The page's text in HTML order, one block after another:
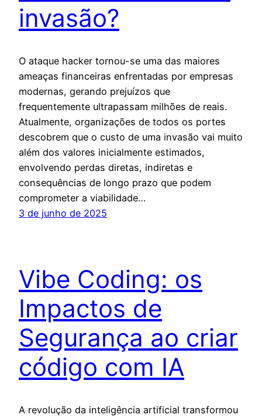
invasão?
O ataque hacker tornou-se uma das maiores
ameaças financeiras enfrentadas por empresas
modernas, gerando prejuízos que
frequentemente ultrapassam milhões de reais.
Atualmente, organizações de todos os portes
descobrem que o custo de uma invasão vai muito
além dos valores inicialmente estimados,
envolvendo perdas diretas, indiretas e
consequências de longo prazo que podem
comprometer a viabilidade…
3 de junho de 2025
Vibe Coding: os
Impactos de
Segurança ao criar
código com IA
A revolução da inteligência artificial transformou